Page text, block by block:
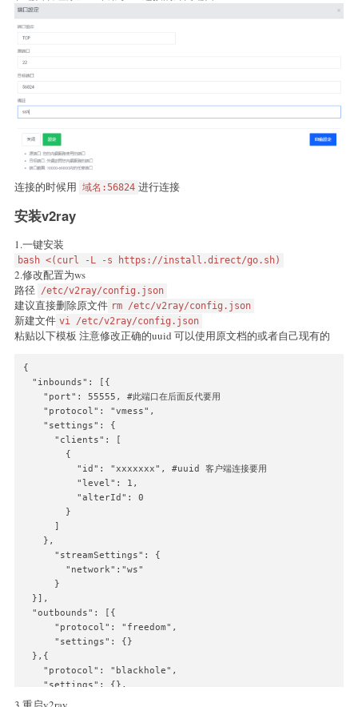
连接的时候用 域名:56824 进行连接
安装v2ray
1.一键安装
bash <(curl -L -s https://install.direct/go.sh)
2.修改配置为ws
路径 /etc/v2ray/config.json
建议直接删除原文件 rm /etc/v2ray/config.json
新建文件 vi /etc/v2ray/config.json
粘贴以下模板 注意修改正确的uuid 可以使用原文档的或者自己现有的
{
  "inbounds": [{
    "port": 55555, #此端口在后面反代要用
    "protocol": "vmess",
    "settings": {
      "clients": [
        {
          "id": "xxxxxxx", #uuid 客户端连接要用
          "level": 1,
          "alterId": 0
        }
      ]
    },
      "streamSettings": {
        "network":"ws"
      }
  }],
  "outbounds": [{
      "protocol": "freedom",
      "settings": {}
  },{
    "protocol": "blackhole",
    "settings": {},
    "tag": "blocked"